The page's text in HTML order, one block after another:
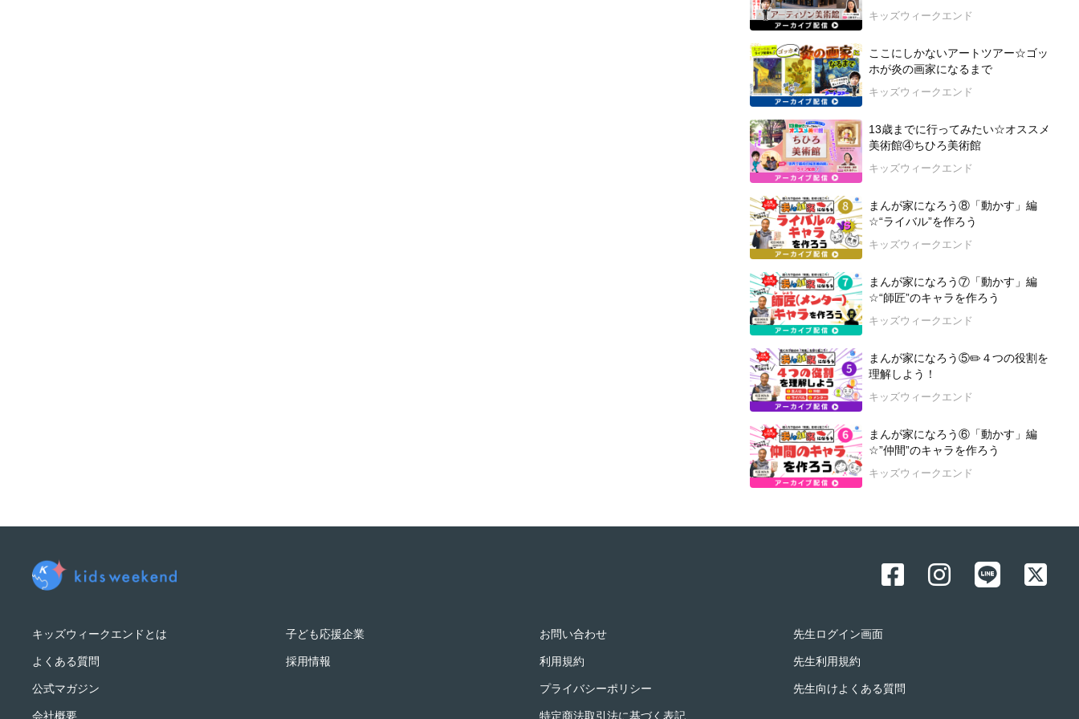
キッズウィークエンド
ここにしかないアートツアー☆ゴッ
ホが炎の画家になるまで
キッズウィークエンド
13歳までに行ってみたい☆オススメ
美術館④ちひろ美術館
キッズウィークエンド
まんが家になろう⑧「動かす」編
☆“ライバル”を作ろう
キッズウィークエンド
まんが家になろう⑦「動かす」編
☆“師匠”のキャラを作ろう
キッズウィークエンド
まんが家になろう⑤✏️４つの役割を
理解しよう！
キッズウィークエンド
まんが家になろう⑥「動かす」編
☆”仲間”のキャラを作ろう
キッズウィークエンド
キッズウィークエンドとは
よくある質問
公式マガジン
子ども応援企業
採用情報
お問い合わせ
利用規約
プライバシーポリシー
先生ログイン画面
先生利用規約
先生向けよくある質問